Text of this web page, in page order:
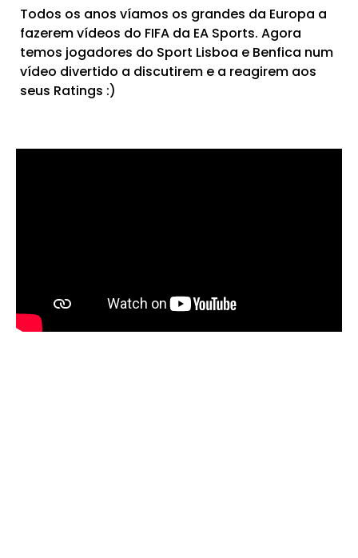
Todos os anos víamos os grandes da Europa a
fazerem vídeos do FIFA da EA Sports. Agora
temos jogadores do Sport Lisboa e Benfica num
vídeo divertido a discutirem e a reagirem aos
seus Ratings :)